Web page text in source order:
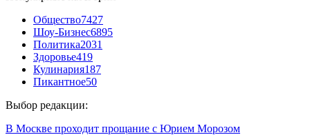
Общество7427
Шоу-Бизнес6895
Политика2031
Здоровье419
Кулинария187
Пикантное50
Выбор редакции:
В Москве проходит прощание с Юрием Морозом